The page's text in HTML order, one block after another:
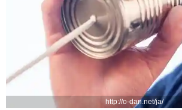
http://o-dan.net/ja/